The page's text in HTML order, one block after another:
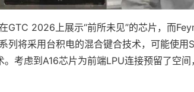
GTC 2026上展示“前所未见”的芯片，而
列将采用台积电的混合键合技术，可能使
考虑到A16芯片为前端LPU连接预留了空